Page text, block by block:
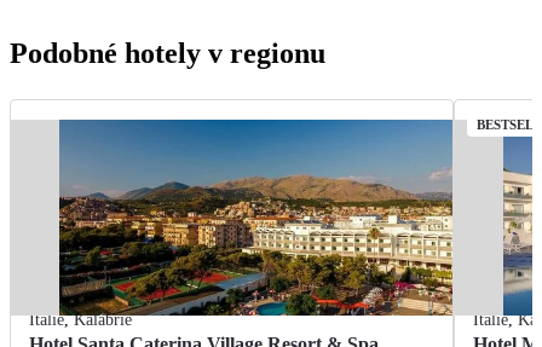
Podobné hotely v regionu
Itálie,Kalábrie Itálie,